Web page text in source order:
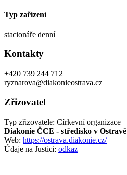
Typ zařízení
stacionáře denní
Kontakty
+420 739 244 712
ryznarova@diakonieostrava.cz
Zřizovatel
Typ zřizovatele: Církevní organizace
Diakonie ČCE - středisko v Ostravě
Web: https://ostrava.diakonie.cz/
Údaje na Justici: odkaz